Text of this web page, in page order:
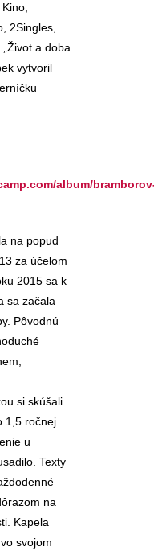
2Singles,
a doba
vytvoril
album/
na popud
za účelom
2015 sa k
sa začala
Pôvodnú
si skúšali
1,5 ročnej
u
Texty
na
Kapela
svojom